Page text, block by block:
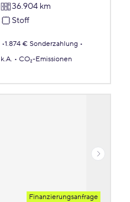
36.904 km
Stoff
1.874 € Sonderzahlung
k.A.
CO₂-Emissionen
Finanzierungsanfrage